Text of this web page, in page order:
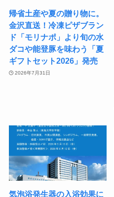
帰省土産や夏の贈り物に。
金沢直送！冷凍ピザブラン
ド「モリナポ」より旬の水
ダコや能登豚を味わう「夏
ギフトセット2026」発売
2026年7月31日
気泡浴発生器の入浴効果に